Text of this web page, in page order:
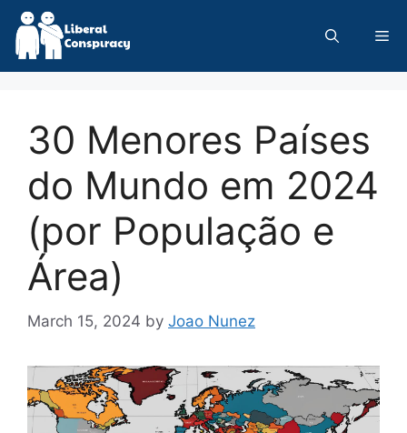
Skip
content
30 Menores Países
do Mundo em 2024
(por População e
Área)
March 15, 2024 by Joao Nunez